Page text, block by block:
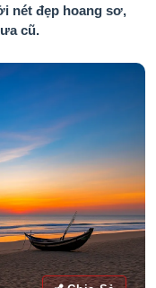
nét đẹp hoang sơ,
cũ.